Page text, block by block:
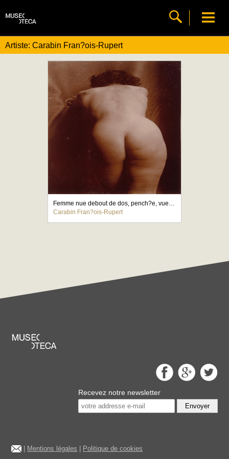
Artiste: Carabin Fran?ois-Rupert
Femme nue debout de dos, pench?e, vue jusqu'aux genoux
Carabin Fran?ois-Rupert
Recevez notre newsletter
Envoyer
Mentions légales Politique de cookies